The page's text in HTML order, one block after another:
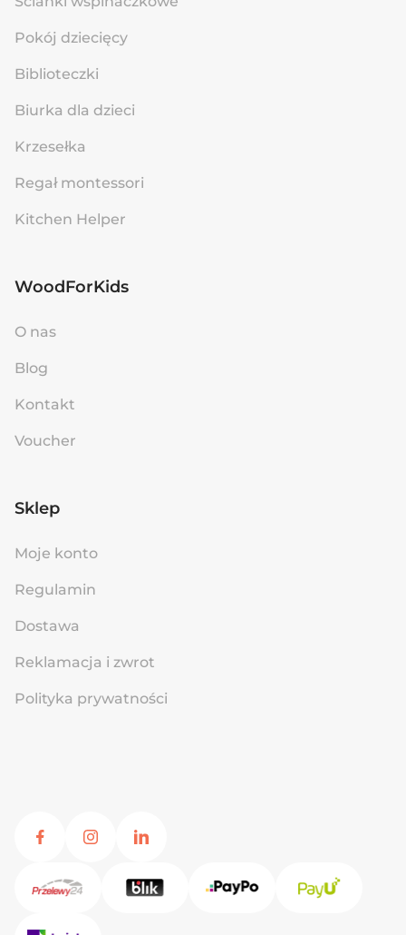
Pokój dziecięcy
Biblioteczki
Biurka dla dzieci
Krzesełka
Regał montessori
Kitchen Helper
WoodForKids
O nas
Blog
Kontakt
Voucher
Sklep
Moje konto
Regulamin
Dostawa
Reklamacja i zwrot
Polityka prywatności